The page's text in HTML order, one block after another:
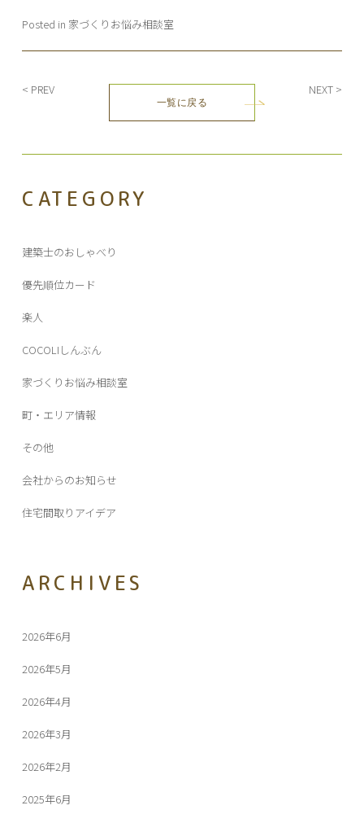
Posted in 家づくりお悩み相談室
投
ビ
ー
シ
ン
< PREV NEXT >
一覧に戻る
CATEGORY
建築士のおしゃべり
優先順位カード
楽人
COCOLIしんぶん
家づくりお悩み相談室
町・エリア情報
その他
会社からのお知らせ
住宅間取りアイデア
ARCHIVES
2026年6月
2026年5月
2026年4月
2026年3月
2026年2月
2025年6月